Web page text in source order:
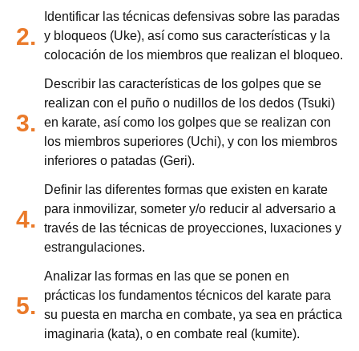
2.
Identificar las técnicas defensivas sobre las paradas
y bloqueos (Uke), así como sus características y la
colocación de los miembros que realizan el bloqueo.
3.
Describir las características de los golpes que se
realizan con el puño o nudillos de los dedos (Tsuki)
en karate, así como los golpes que se realizan con
los miembros superiores (Uchi), y con los miembros
inferiores o patadas (Geri).
4.
Definir las diferentes formas que existen en karate
para inmovilizar, someter y/o reducir al adversario a
través de las técnicas de proyecciones, luxaciones y
estrangulaciones.
5.
Analizar las formas en las que se ponen en
prácticas los fundamentos técnicos del karate para
su puesta en marcha en combate, ya sea en práctica
imaginaria (kata), o en combate real (kumite).